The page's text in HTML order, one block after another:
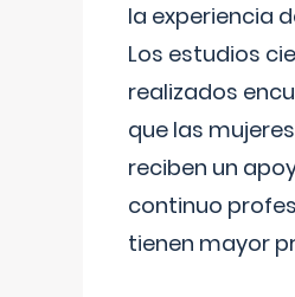
la experiencia
Los estudios
realizados
que las
reciben un
continuo
tienen mayor